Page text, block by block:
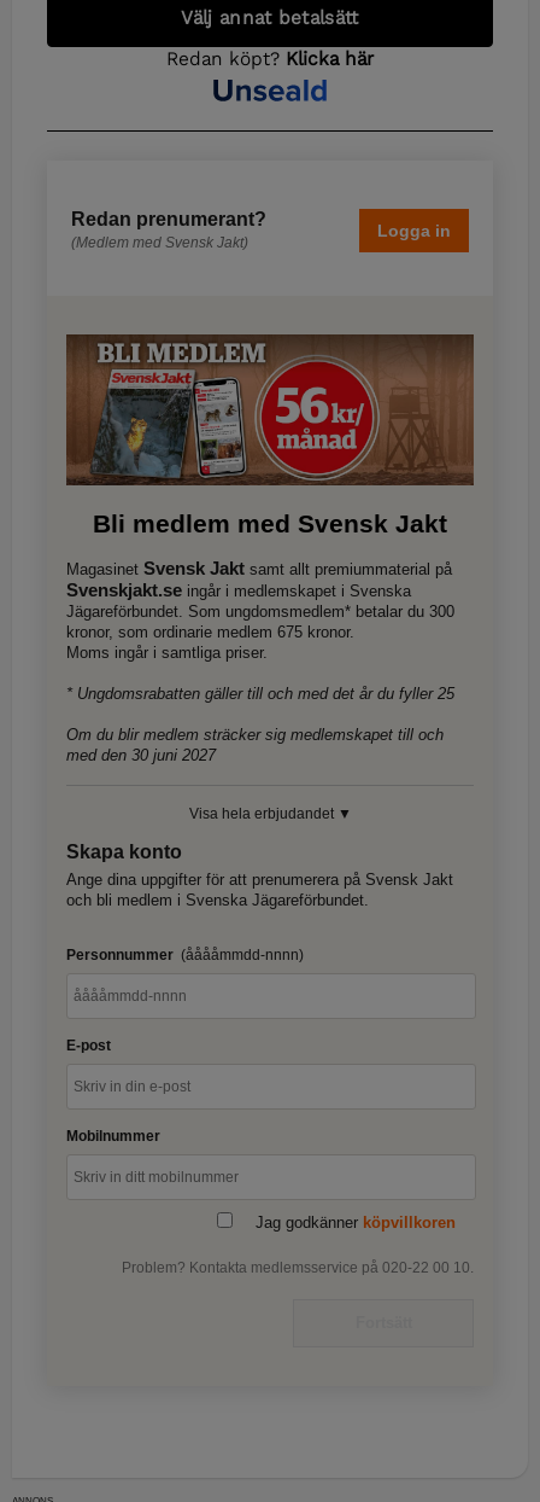
Redan prenumerant?
(Medlem med Svensk Jakt)
Logga in
Bli medlem med Svensk Jakt
Magasinet Svensk Jakt samt allt premiummaterial på
Svenskjakt.se ingår i medlemskapet i Svenska
Jägareförbundet. Som ungdomsmedlem* betalar du 300
kronor, som ordinarie medlem 675 kronor.
Moms ingår i samtliga priser.
* Ungdomsrabatten gäller till och med det år du fyller 25
Om du blir medlem sträcker sig medlemskapet till och
med den 30 juni 2027
Visa hela erbjudandet ▼
Skapa konto
Ange dina uppgifter för att prenumerera på Svensk Jakt
och bli medlem i Svenska Jägareförbundet.
Personnummer (ååååmmdd-nnnn)
E-post
Mobilnummer
Jag godkänner köpvillkoren
Problem? Kontakta medlemsservice på 020-22 00 10.